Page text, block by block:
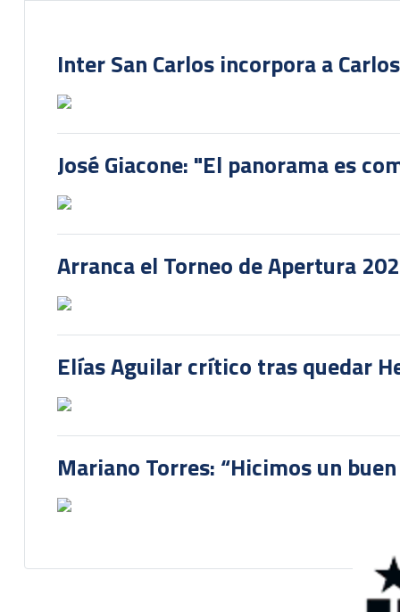
Inter San Carlos incorpora a
José Giacone: "El panorama es
Arranca el Torneo de Apertura
Elías Aguilar crítico tras quedar
Mariano Torres: “Hicimos un